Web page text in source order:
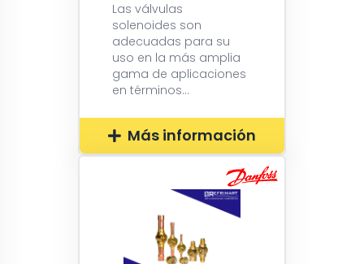
Las válvulas
solenoides son
adecuadas para su
uso en la más amplia
gama de aplicaciones
en términos...
Más información